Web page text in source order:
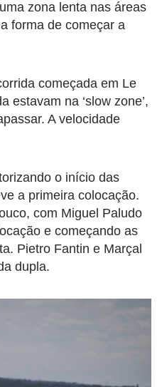
zona lenta nas áreas
forma de começar a
começada em Le
estavam na ‘slow zone’,
A velocidade
o início das
a primeira colocação.
com Miguel Paludo
e começando as
Pietro Fantin e Marçal
dupla.